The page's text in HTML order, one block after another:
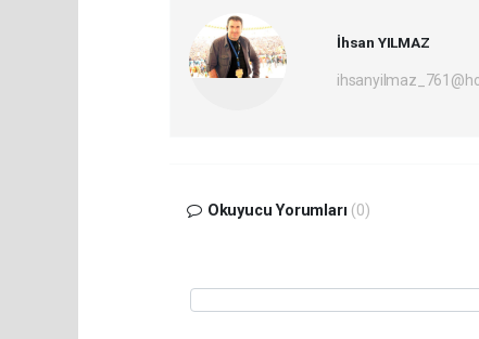
İhsan YILMAZ
Okuyucu Yorumları (0)